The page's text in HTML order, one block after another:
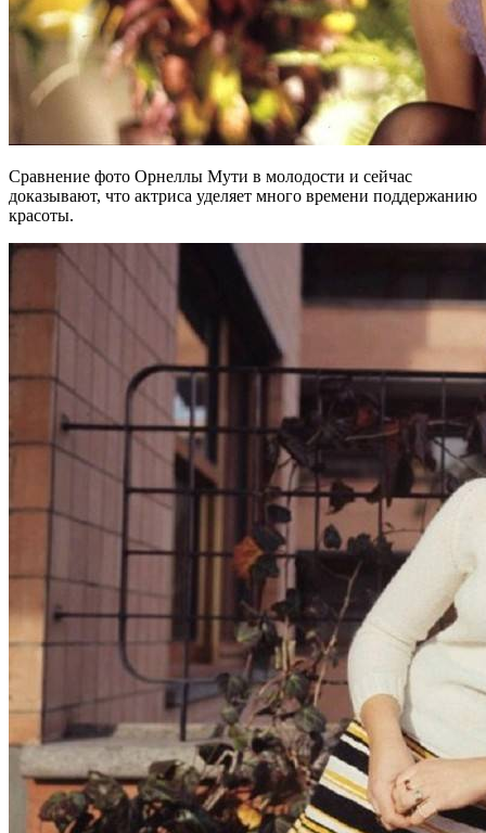
Сравнение фото Орнеллы Мути в молодости и сейчас
доказывают, что актриса уделяет много времени поддержанию
красоты.